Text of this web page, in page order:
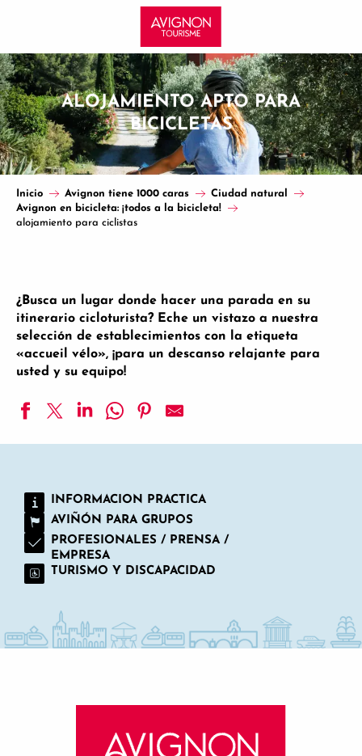
principal
ALOJAMIENTO APTO PARA
BICICLETAS
Inicio Avignon tiene 1000 caras
Ciudad natural
Avignon en bicicleta: ¡todos a la bicicleta!
alojamiento para ciclistas
¿Busca un lugar donde hacer una parada en su
itinerario cicloturista? Eche un vistazo a nuestra
selección de establecimientos con la etiqueta
«accueil vélo», ¡para un descanso relajante para
usted y su equipo!
Entre Vigne et Garrigue
Lou Roucas - Alojamiento y desayuno
Camping la Montagne
Auberge de Cassagne & Spa
INFORMACION PRACTICA
AVIÑÓN PARA GRUPOS
PROFESIONALES / PRENSA /
EMPRESA
TURISMO Y DISCAPACIDAD